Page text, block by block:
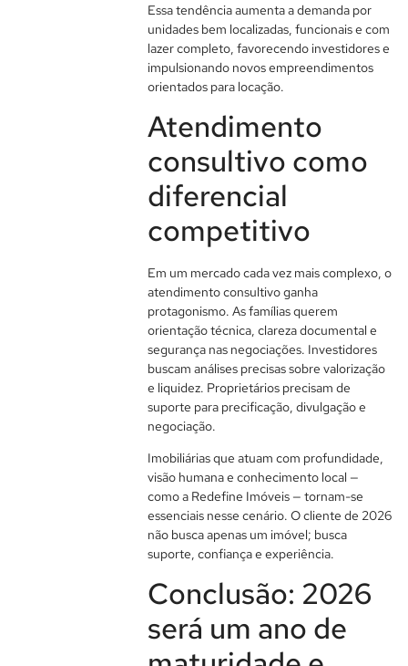
Essa tendência aumenta a demanda por
unidades bem localizadas, funcionais e com
lazer completo, favorecendo investidores e
impulsionando novos empreendimentos
orientados para locação.
Atendimento
consultivo como
diferencial
competitivo
Em um mercado cada vez mais complexo, o
atendimento consultivo ganha
protagonismo. As famílias querem
orientação técnica, clareza documental e
segurança nas negociações. Investidores
buscam análises precisas sobre valorização
e liquidez. Proprietários precisam de
suporte para precificação, divulgação e
negociação.
Imobiliárias que atuam com profundidade,
visão humana e conhecimento local —
como a Redefine Imóveis — tornam-se
essenciais nesse cenário. O cliente de 2026
não busca apenas um imóvel; busca
suporte, confiança e experiência.
Conclusão: 2026
será um ano de